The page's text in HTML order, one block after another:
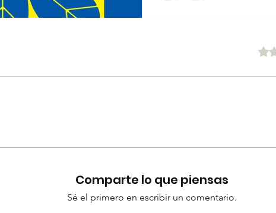
Comparte lo que piensas
Sé el primero en escribir un comentario.